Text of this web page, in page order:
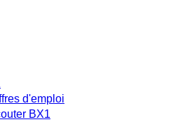
d'emploi
BX1